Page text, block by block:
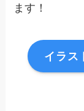
ます！
イラス